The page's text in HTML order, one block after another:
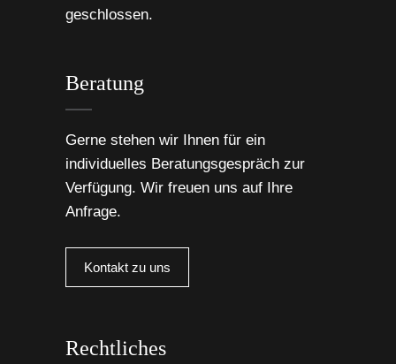
geschlossen.
Beratung
Gerne stehen wir Ihnen für ein
individuelles Beratungsgespräch zur
Verfügung. Wir freuen uns auf Ihre
Anfrage.
Kontakt zu uns
Rechtliches